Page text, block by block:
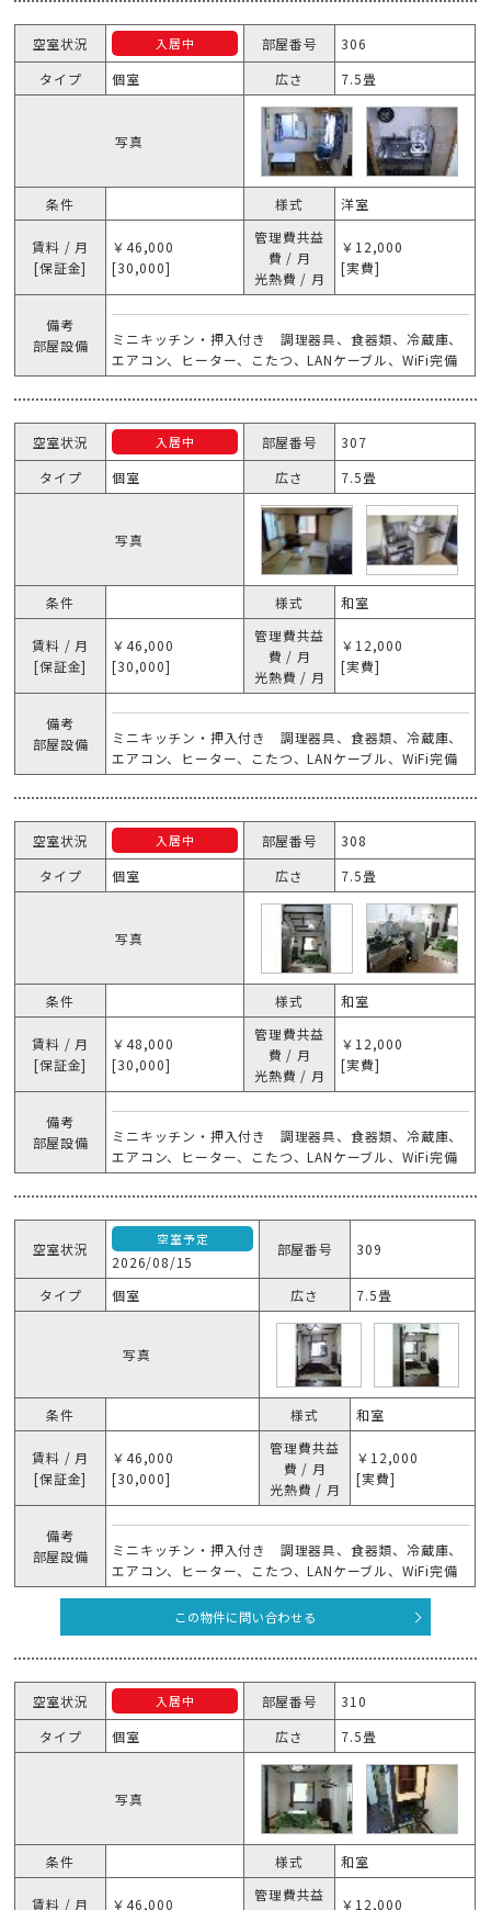
空室状況 入居中 部屋番号
306
タイプ
個室 広さ 7.5畳
写真
条件 様式 洋室
賃料 / 月
[保証金]
￥46,000
[30,000]
管理費共益
費 / 月
光熱費 / 月
￥12,000
[実費]
備考
部屋設備
ミニキッチン・押入付き 調理器具、食器類、冷蔵庫、
エアコン、ヒーター、こたつ、LANケーブル、WiFi完備
空室状況 入居中 部屋番号
307
タイプ
個室 広さ 7.5畳
写真
条件 様式 和室
賃料 / 月
[保証金]
￥46,000
[30,000]
管理費共益
費 / 月
光熱費 / 月
￥12,000
[実費]
備考
部屋設備
ミニキッチン・押入付き 調理器具、食器類、冷蔵庫、
エアコン、ヒーター、こたつ、LANケーブル、WiFi完備
空室状況 入居中 部屋番号
308
タイプ
個室 広さ 7.5畳
写真
条件 様式 和室
賃料 / 月
[保証金]
￥48,000
[30,000]
管理費共益
費 / 月
光熱費 / 月
￥12,000
[実費]
備考
部屋設備
ミニキッチン・押入付き 調理器具、食器類、冷蔵庫、
エアコン、ヒーター、こたつ、LANケーブル、WiFi完備
空室状況
空室予定
2026/08/15
部屋番号 309
タイプ 個室 広さ 7.5畳
写真
条件 様式 和室
賃料 / 月
[保証金]
￥46,000
[30,000]
管理費共益
費 / 月
光熱費 / 月
￥12,000
[実費]
備考
部屋設備
ミニキッチン・押入付き 調理器具、食器類、冷蔵庫、
エアコン、ヒーター、こたつ、LANケーブル、WiFi完備
この物件に問い合わせる
空室状況 入居中 部屋番号
310
タイプ
個室 広さ 7.5畳
写真
条件 様式 和室
賃料 / 月
￥46,000
管理費共益
￥12,000